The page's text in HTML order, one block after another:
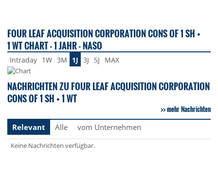
FOUR LEAF ACQUISITION CORPORATION CONS OF 1 SH +
1 WT CHART - 1 JAHR - NASO
Intraday 1W 3M 1J 3J 5J MAX
NACHRICHTEN ZU FOUR LEAF ACQUISITION CORPORATION
CONS OF 1 SH + 1 WT
mehr Nachrichten
Relevant
Alle vom Unternehmen
Keine Nachrichten verfügbar.